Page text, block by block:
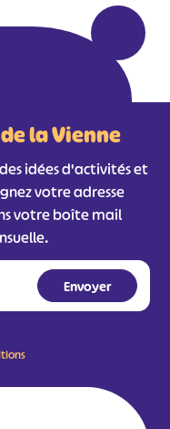
la Vienne
idées d'activités et
votre adresse
votre boîte mail
#